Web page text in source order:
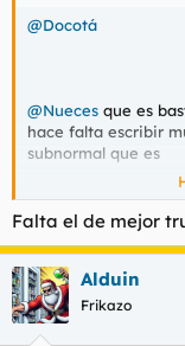
@Docotá
@Nueces que es
hace falta escribir
subnormal que es
@von-rothbartun
guarradas en
Falta el de mejor
Alduin
Frikazo